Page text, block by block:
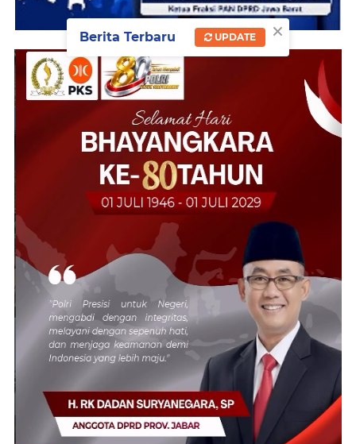
×
Berita Terbaru UPDATE